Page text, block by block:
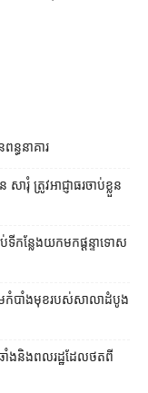
ធនាគារ
ារុំ ត្រូវ​អាជ្ញាធរ​ចាប់ខ្លួន​
ទីកន្លែង​យក​មក​ផ្ដន្ទាទោស​
កំបាំងមុខ​របស់​សាលាដំបូង​
ាំង​និង​ពលរដ្ឋ​ដែល​ថត​ពី​